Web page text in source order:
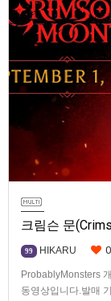
크림슨 문
99 HIKARU 0
ProbablyMonsters
동영상입니다.발매